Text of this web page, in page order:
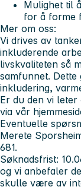
Mulighet til
for å forme
Mer om oss:
Vi drives av
inkluderende
livskvaliteten så
samfunnet.
inkludering,
Er du den vi
via vår
Eventuelle
Merete
681.
Søknadsfrist:
og vi anbefaler
skulle være av